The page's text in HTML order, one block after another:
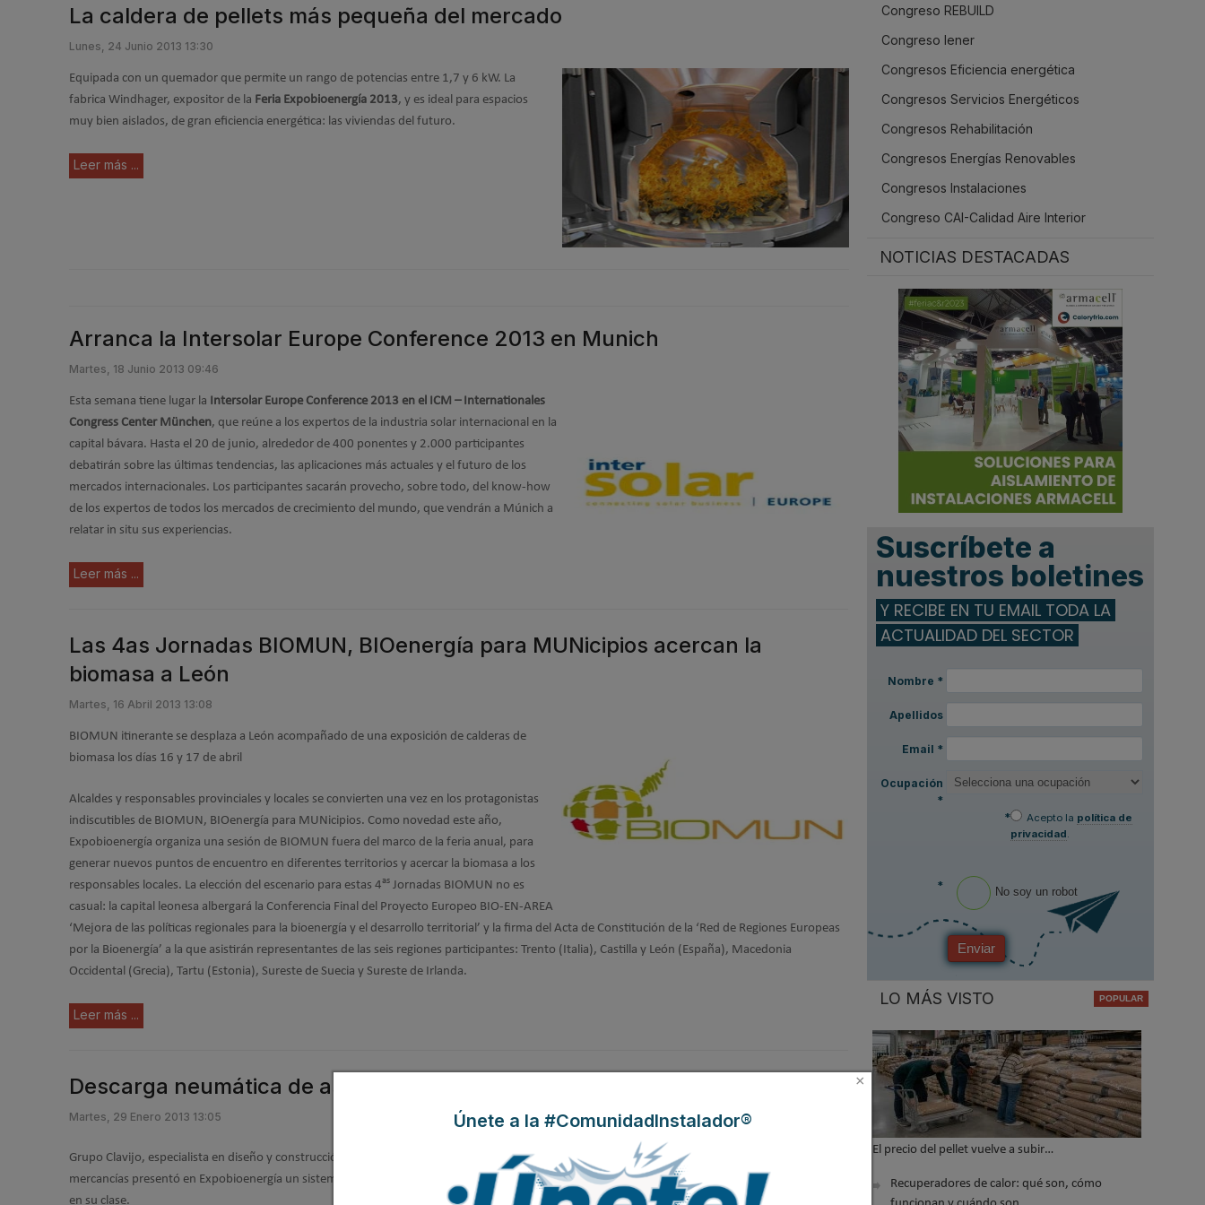
La caldera de pellets más pequeña del mercado
Lunes, 24 Junio 2013 13:30
Equipada con un quemador que permite un rango de potencias entre 1,7 y 6 kW. La
fabrica Windhager, expositor de la Feria Expobioenergía 2013, y es ideal para espacios
muy bien aislados, de gran eficiencia energética: las viviendas del futuro.
Leer más ...
Arranca la Intersolar Europe Conference 2013 en Munich
Martes, 18 Junio 2013 09:46
Esta semana tiene lugar la Intersolar Europe Conference 2013 en el ICM – Internationales
Congress Center München, que reúne a los expertos de la industria solar internacional en la
capital bávara. Hasta el 20 de junio, alrededor de 400 ponentes y 2.000 participantes
debatirán sobre las últimas tendencias, las aplicaciones más actuales y el futuro de los
mercados internacionales. Los participantes sacarán provecho, sobre todo, del know-how
de los expertos de todos los mercados de crecimiento del mundo, que vendrán a Múnich a
relatar in situ sus experiencias.
Leer más ...
Las 4as Jornadas BIOMUN, BIOenergía para MUNicipios acercan la
biomasa a León
Martes, 16 Abril 2013 13:08
BIOMUN itinerante se desplaza a León acompañado de una exposición de calderas de
biomasa los días 16 y 17 de abril
Alcaldes y responsables provinciales y locales se convierten una vez en los protagonistas
indiscutibles de BIOMUN, BIOenergía para MUNicipios. Como novedad este año,
Expobioenergía organiza una sesión de BIOMUN fuera del marco de la feria anual, para
generar nuevos puntos de encuentro en diferentes territorios y acercar la biomasa a los
responsables locales. La elección del escenario para estas 4as Jornadas BIOMUN no es
casual: la capital leonesa albergará la Conferencia Final del Proyecto Europeo BIO-EN-AREA
‘Mejora de las políticas regionales para la bioenergía y el desarrollo territorial’ y la firma del Acta de Constitución de la ‘Red de Regiones Europeas
por la Bioenergía’ a la que asistirán representantes de las seis regiones participantes: Trento (Italia), Castilla y León (España), Macedonia
Occidental (Grecia), Tartu (Estonia), Sureste de Suecia y Sureste de Irlanda.
Leer más ...
Descarga neumática de astilla
Martes, 29 Enero 2013 13:05
Grupo Clavijo, especialista en diseño y construcción de vehículos de transporte de
mercancías presentó en Expobioenergía un sistema de descarga de astilla soplada, único
en su clase.
Congreso REBUILD
Congreso Iener
Congresos Eficiencia energética
Congresos Servicios Energéticos
Congresos Rehabilitación
Congresos Energías Renovables
Congresos Instalaciones
Congreso CAI-Calidad Aire Interior
NOTICIAS DESTACADAS
Suscríbete a
nuestros boletines
Y RECIBE EN TU EMAIL TODA LA
ACTUALIDAD DEL SECTOR
Nombre *
Apellidos
Email *
Ocupación
*
*
Acepto la política de
privacidad.
* No soy un robot
Enviar
LO MÁS VISTO
El precio del pellet vuelve a subir…
Recuperadores de calor: qué son, cómo
×
Únete a la #ComunidadInstalador®